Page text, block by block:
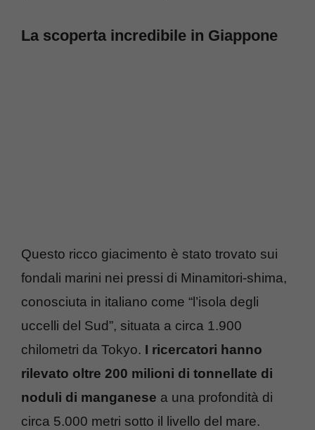
La scoperta incredibile in Giappone
Questo ricco giacimento è stato trovato sui
fondali marini nei pressi di Minamitori-shima,
conosciuta in italiano come “l’isola degli
uccelli del Sud”, situata a circa 1.900
chilometri da Tokyo. I ricercatori hanno
rilevato oltre 200 milioni di tonnellate di
noduli di manganese a una profondità di
circa 5.000 metri sotto il livello del mare.